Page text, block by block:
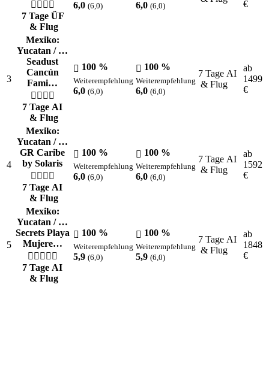
7 Tage ÜF
& Flug
6,0 (6,0) 6,0 (6,0)
€
3
Mexiko:
Yucatan / …
Seadust
Cancún
Fami…
7 Tage AI
& Flug
100 %
Weiterempfehlung
6,0 (6,0)
100 %
Weiterempfehlung
6,0 (6,0)
7 Tage AI
& Flug
ab
1499
€
4
Mexiko:
Yucatan / …
GR Caribe
by Solaris
7 Tage AI
& Flug
100 %
Weiterempfehlung
6,0 (6,0)
100 %
Weiterempfehlung
6,0 (6,0)
7 Tage AI
& Flug
ab
1592
€
5
Mexiko:
Yucatan / …
Secrets Playa
Mujere…
7 Tage AI
& Flug
100 %
Weiterempfehlung
5,9 (6,0)
100 %
Weiterempfehlung
5,9 (6,0)
7 Tage AI
& Flug
ab
1848
€